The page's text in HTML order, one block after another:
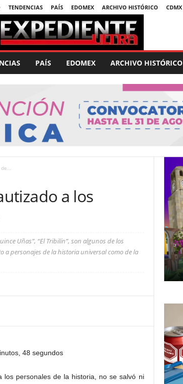
TENDENCIAS PAÍS EDOMEX ARCHIVO HISTÓRICO CDMX
PAÍS EDOMEX ARCHIVO HISTÓRICO
a los
Uñas”, “El Tribilín”, son algunos de los
personajes de la historia universal como de la
48 segundos
los personales de la historia, no se salvó ni